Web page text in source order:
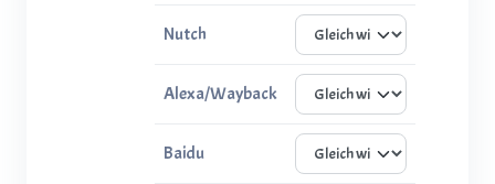
Nutch
Alexa/Wayback
Baidu